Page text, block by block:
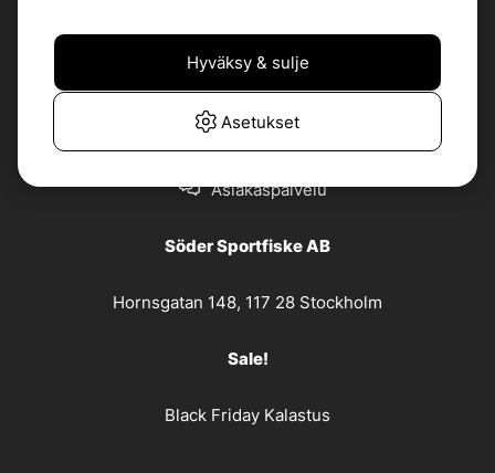
Tietoja meistä Tietosuojakäytäntö
TUOTETUKI &
YHTEYSTIEDOT
UKK
Asiakaspalvelu
Söder Sportfiske AB
Hornsgatan 148, 117 28 Stockholm
Sale!
Black Friday Kalastus
Asetukset
Hyväksy & sulje